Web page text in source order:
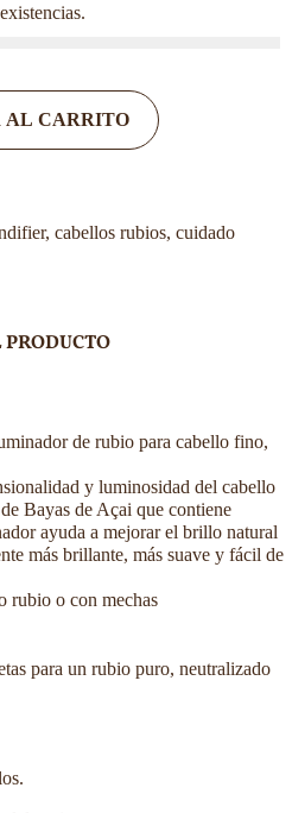
AL CARRITO
, cabellos rubios, cuidado
de rubio para cabello fino,
y luminosidad del cabello
Bayas de Açai que contiene
ayuda a mejorar el brillo natural
más brillante, más suave y fácil de
rubio o con mechas
para un rubio puro, neutralizado